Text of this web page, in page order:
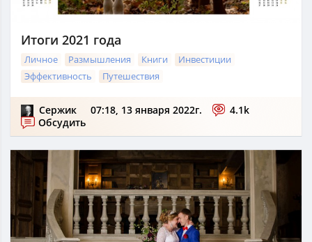
Итоги 2021 года
Личное Размышления Книги
Инвестиции
Эффективность
Путешествия
Сержик 07:18, 13 января 2022г.
4.1k
Обсудить